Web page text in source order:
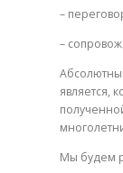
–
–
является,
Мы будем